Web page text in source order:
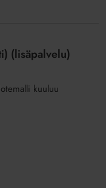
(lisäpalvelu)
kuuluu